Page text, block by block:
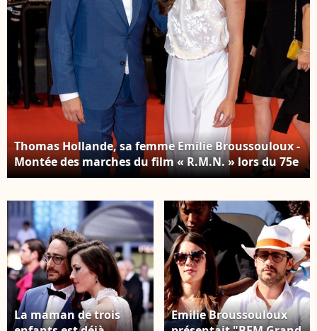
Borde / Bestimage
Thomas Hollande, sa femme Emilie Broussouloux -
Montée des marches du film « R.M.N. » lors du 75e
Festival international du film de Cannes, le 21 mai
La maman de trois
Emilie Broussouloux